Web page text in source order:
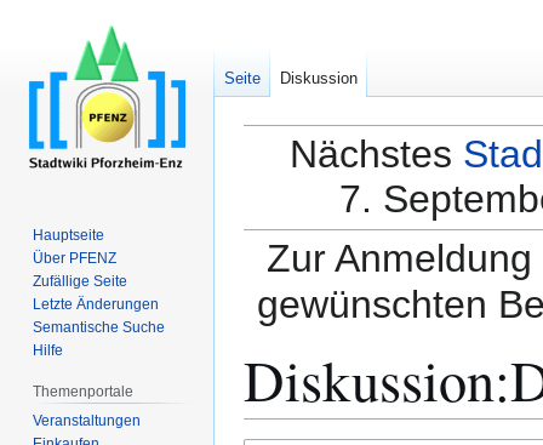
Nächstes
7.
Zur
gewünschten
Seite Diskussion
Hauptseite
Über PFENZ
Zufällige Seite
Letzte Änderungen
Semantische Suche
Hilfe
Themenportale
Veranstaltungen